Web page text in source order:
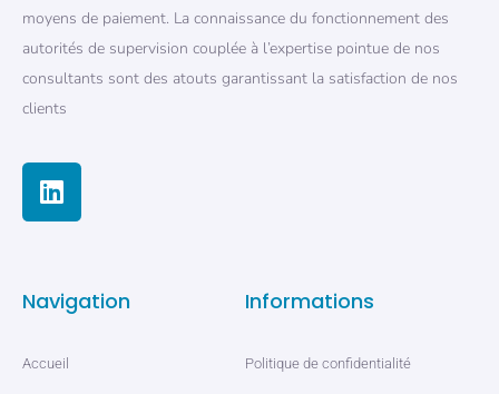
moyens de paiement. La connaissance du fonctionnement des
autorités de supervision couplée à l’expertise pointue de nos
consultants sont des atouts garantissant la satisfaction de nos
clients
Navigation
Accueil
Informations
Politique de confidentialité